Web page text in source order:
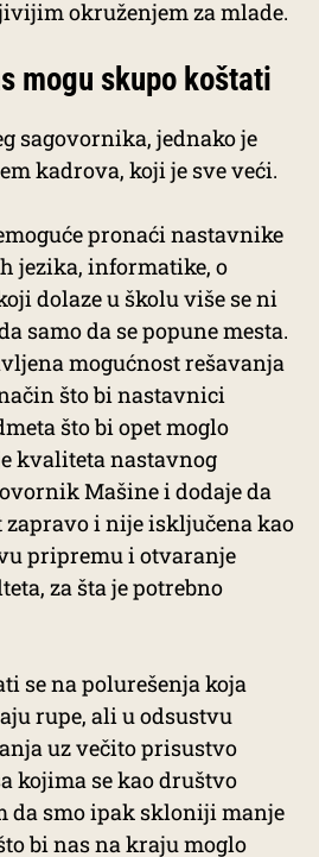
okruženjem za mlade.
mogu skupo koštati
sagovornika, jednako je
kadrova, koji je sve veći.
pronaći nastavnike
jezika, informatike, o
dolaze u školu više se ni
samo da se popune mesta.
mogućnost rešavanja
što bi nastavnici
što bi opet moglo
kvaliteta nastavnog
Mašine i dodaje da
i nije isključena kao
pripremu i otvaranje
za šta je potrebno
se na polurešenja koja
rupe, ali u odsustvu
uz večito prisustvo
kojima se kao društvo
da smo ipak skloniji manje
bi nas na kraju moglo